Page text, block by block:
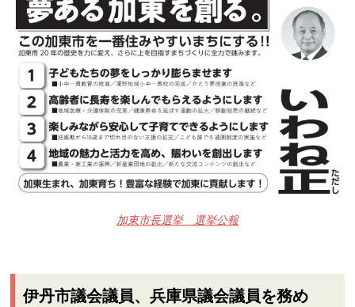
加東市長選挙 選挙公報
伊丹市議会議員、兵庫県議会議員を務め